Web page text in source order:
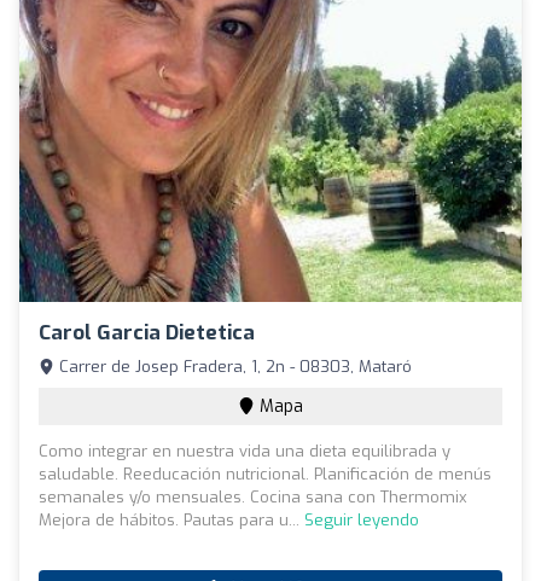
Carol Garcia Dietetica
Carrer de Josep Fradera, 1, 2n - 08303, Mataró
Mapa
Como integrar en nuestra vida una dieta equilibrada y
saludable. Reeducación nutricional. Planificación de menús
semanales y/o mensuales. Cocina sana con Thermomix
Mejora de hábitos. Pautas para u... Seguir leyendo